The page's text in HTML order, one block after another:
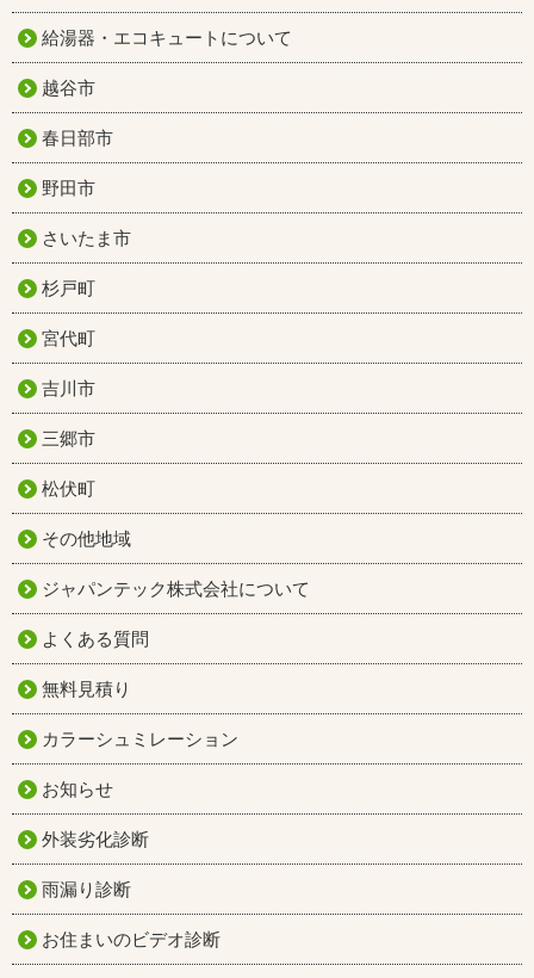
給湯器・エコキュートについて
越谷市
春日部市
野田市
さいたま市
杉戸町
宮代町
吉川市
三郷市
松伏町
その他地域
ジャパンテック株式会社について
よくある質問
無料見積り
カラーシュミレーション
お知らせ
外装劣化診断
雨漏り診断
お住まいのビデオ診断